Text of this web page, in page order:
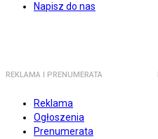
Napisz do nas
REKLAMA I PRENUMERATA
Reklama
Ogłoszenia
Prenumerata